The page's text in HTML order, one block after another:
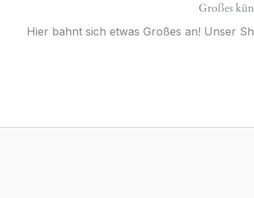
Großes
Hier bahnt sich etwas Großes an! Unser